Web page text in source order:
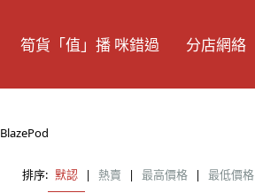
筍貨「值」播 咪錯過 分店網絡
BlazePod
排序: 默認 | 熱賣 | 最高價格 | 最低價格